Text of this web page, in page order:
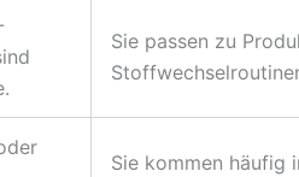
Sie passen zu
Sie kommen häufig